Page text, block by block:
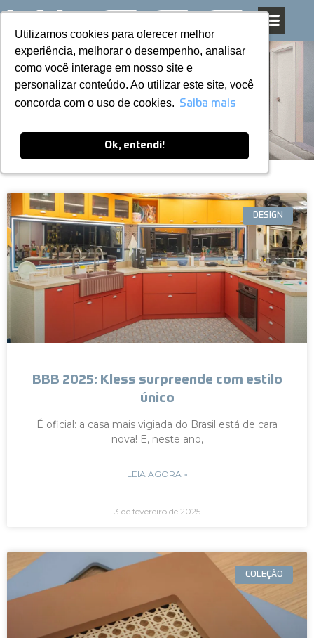
Utilizamos cookies para oferecer melhor
experiência, melhorar o desempenho, analisar
como você interage em nosso site e
personalizar conteúdo. Ao utilizar este site, você
concorda com o uso de cookies. Saiba mais
Ok, entendi!
Utilizamos cookies para oferecer melhor
experiência, melhorar o desempenho, analisar
como você interage em nosso site e
personalizar conteúdo. Ao utilizar este site, você
concorda com o uso de cookies. Saiba mais
Ok, entendi!
Pular
para
o
conteúdo
Blog
DESIGN
BBB 2025: Kless surpreende com estilo
único
É oficial: a casa mais vigiada do Brasil está de cara
nova! E, neste ano,
LEIA AGORA »
3 de fevereiro de 2025
COLEÇÃO